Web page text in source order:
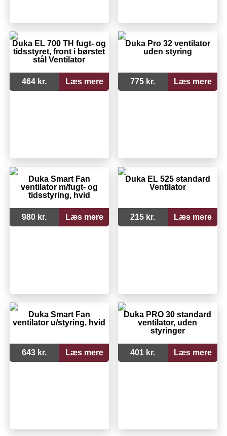
Duka EL 700 TH fugt- og
tidsstyret, front i børstet
stål Ventilator
464 kr. Læs mere
Duka Pro 32 ventilator
uden styring
775 kr. Læs mere
Duka Smart Fan
ventilator m/fugt- og
tidsstyring, hvid
980 kr. Læs mere
Duka EL 525 standard
Ventilator
215 kr. Læs mere
Duka Smart Fan
ventilator u/styring, hvid
643 kr. Læs mere
Duka PRO 30 standard
ventilator, uden
styringer
401 kr. Læs mere